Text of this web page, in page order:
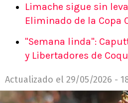
Limache sigue sin
Eliminado de la Copa
"Semana linda":
y Libertadores de
Actualizado el 29/05/2026 -